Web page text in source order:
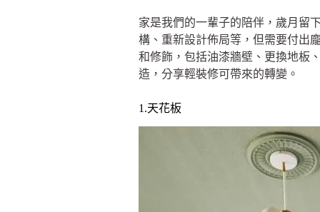
家是我們的一輩子的陪伴，歲月留
構、重新設計佈局等，但需要付出
和修飾，包括油漆牆壁、更換地板
造，分享輕裝修可帶來的轉變。
1.天花板